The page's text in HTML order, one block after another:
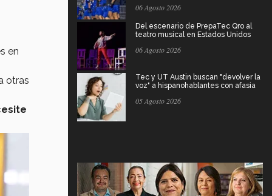
en
otras
06 Agosto 2026
Del escenario de PrepaTec Qro al
teatro musical en Estados Unidos
06 Agosto 2026
Tec y UT Austin buscan "devolver la
voz" a hispanohablantes con afasia
05 Agosto 2026